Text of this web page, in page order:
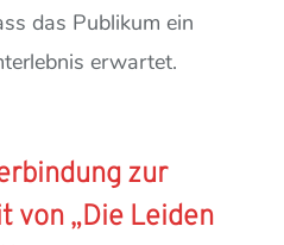
das Publikum ein
erwartet.
zur
von „Die Leiden